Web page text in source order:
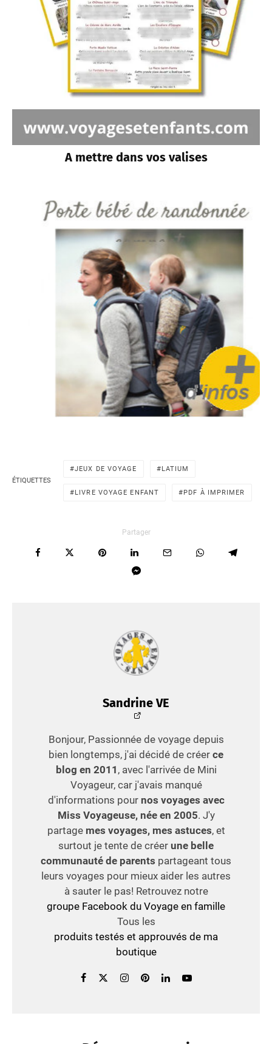
A mettre dans vos valises
ÉTIQUETTES
JEUX DE VOYAGE LATIUM
LIVRE VOYAGE ENFANT PDF À IMPRIMER
Partager
Sandrine VE
Bonjour, Passionnée de voyage depuis
bien longtemps, j'ai décidé de créer ce
blog en 2011 , avec l'arrivée de Mini
Voyageur, car j'avais manqué
d'informations pour nos voyages avec
Miss Voyageuse, née en 2005. J'y
partage mes voyages, mes astuces, et
surtout je tente de créer une belle
communauté de parents partageant tous
leurs voyages pour mieux aider les autres
à sauter le pas! Retrouvez notre
groupe Facebook du Voyage en famille
Tous les
produits testés et approuvés de ma
boutique